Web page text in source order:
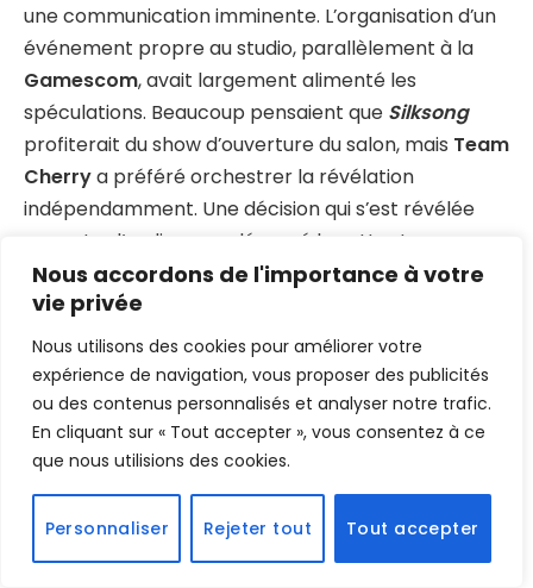
Nous accordons de l'importance à votre
vie privée
Nous utilisons des cookies pour améliorer votre
expérience de navigation, vous proposer des publicités
ou des contenus personnalisés et analyser notre trafic.
En cliquant sur « Tout accepter », vous consentez à ce
que nous utilisions des cookies.
Personnaliser Rejeter tout Tout accepter
une communication imminente. L’organisation d’un
événement propre au studio, parallèlement à la
Gamescom, avait largement alimenté les
spéculations. Beaucoup pensaient que Silksong
profiterait du show d’ouverture du salon, mais Team
Cherrya préféré orchestrer la révélation
indépendamment. Une décision qui s’est révélée
payante : l’audience a dépassé les attentes avec un
pic massif de spectateurs connectés pour suivre la
diffusion en direct.
https://twitter.com/TeamCherryGames/status/19
57812884773433667
Des évolutions visibles, mais pas
de révolution